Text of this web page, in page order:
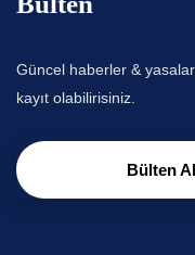
Güncel haberler &
kayıt olabilirisiniz.
Bülten